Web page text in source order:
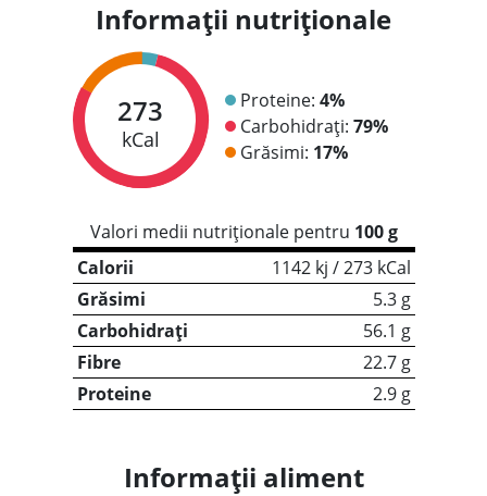
Informații nutriționale
273
kCal
Proteine: 4%
Carbohidrați: 79%
Grăsimi: 17%
Valori medii nutriționale pentru 100 g
Calorii
1142 kj / 273 kCal
Grăsimi
5.3 g
Carbohidrați
56.1 g
Fibre
22.7 g
Proteine
2.9 g
Informații aliment